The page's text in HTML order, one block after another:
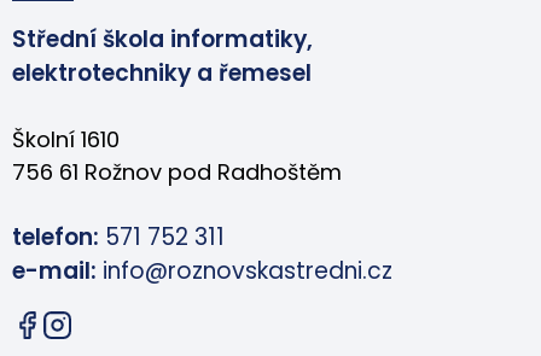
Střední škola informatiky,
elektrotechniky a řemesel
Školní 1610
756 61 Rožnov pod Radhoštěm
telefon: 571 752 311
e-mail: info@roznovskastredni.cz